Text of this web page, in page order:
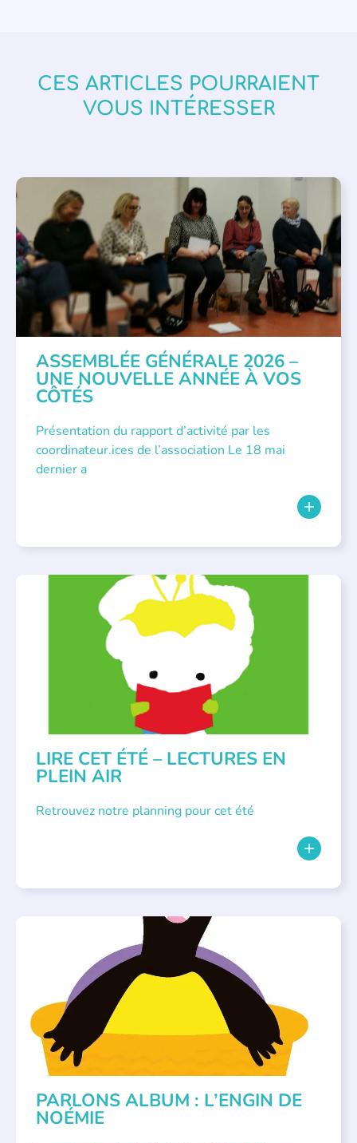
CES ARTICLES POURRAIENT
VOUS INTÉRESSER
APPEL À SOUTIEN , VIE DE L'ASSOCIATION
ASSEMBLÉE GÉNÉRALE 2026 –
UNE NOUVELLE ANNÉE À VOS
CÔTÉS
Présentation du rapport d’activité par les
coordinateur.ices de l’association Le 18 mai
dernier a
BIBLIOTHÈQUES ÉVÉNEMENTS , LECTURE INDIVIDUALISÉE
LITTÉRATURE JEUNESSE
LIRE CET ÉTÉ – LECTURES EN
PLEIN AIR
Retrouvez notre planning pour cet été
PARLONS ALBUM : L’ENGIN DE
NOÉMIE